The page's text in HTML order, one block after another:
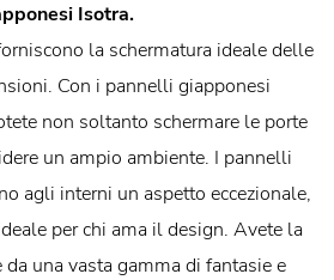
Isotra.
la schermatura ideale delle
Con i pannelli giapponesi
non soltanto schermare le porte
un ampio ambiente. I pannelli
agli interni un aspetto eccezionale,
per chi ama il design. Avete la
una vasta gamma di fantasie e